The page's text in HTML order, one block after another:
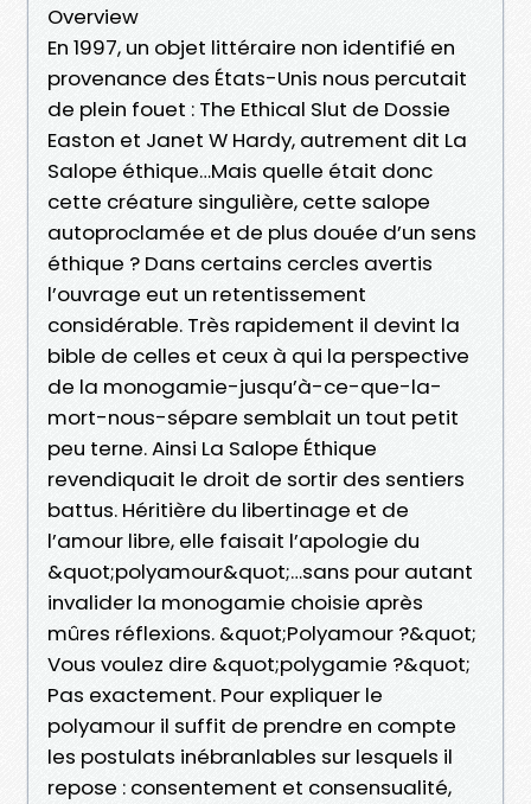
Overview
En 1997, un objet littéraire non identifié en
provenance des États-Unis nous percutait
de plein fouet : The Ethical Slut de Dossie
Easton et Janet W Hardy, autrement dit La
Salope éthique…Mais quelle était donc
cette créature singulière, cette salope
autoproclamée et de plus douée d’un sens
éthique ? Dans certains cercles avertis
l’ouvrage eut un retentissement
considérable. Très rapidement il devint la
bible de celles et ceux à qui la perspective
de la monogamie-jusqu’à-ce-que-la-
mort-nous-sépare semblait un tout petit
peu terne. Ainsi La Salope Éthique
revendiquait le droit de sortir des sentiers
battus. Héritière du libertinage et de
l’amour libre, elle faisait l’apologie du
&quot;polyamour&quot;…sans pour autant
invalider la monogamie choisie après
mûres réflexions. &quot;Polyamour ?&quot;
Vous voulez dire &quot;polygamie ?&quot;
Pas exactement. Pour expliquer le
polyamour il suffit de prendre en compte
les postulats inébranlables sur lesquels il
repose : consentement et consensualité,